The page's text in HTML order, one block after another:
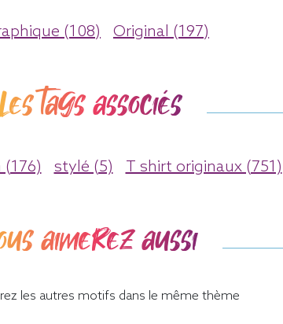
(108) Original (197)
Les tags associés
(176) stylé (5) T shirt originaux (751)
aimerez aussi
les autres motifs dans le même thème